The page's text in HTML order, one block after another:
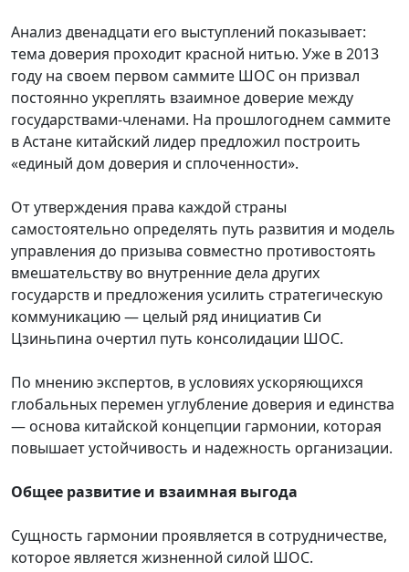
Анализ двенадцати его выступлений показывает:
тема доверия проходит красной нитью. Уже в 2013
году на своем первом саммите ШОС он призвал
постоянно укреплять взаимное доверие между
государствами-членами. На прошлогоднем саммите
в Астане китайский лидер предложил построить
«единый дом доверия и сплоченности».
От утверждения права каждой страны
самостоятельно определять путь развития и модель
управления до призыва совместно противостоять
вмешательству во внутренние дела других
государств и предложения усилить стратегическую
коммуникацию — целый ряд инициатив Си
Цзиньпина очертил путь консолидации ШОС.
По мнению экспертов, в условиях ускоряющихся
глобальных перемен углубление доверия и единства
— основа китайской концепции гармонии, которая
повышает устойчивость и надежность организации.
Общее развитие и взаимная выгода
Сущность гармонии проявляется в сотрудничестве,
которое является жизненной силой ШОС.